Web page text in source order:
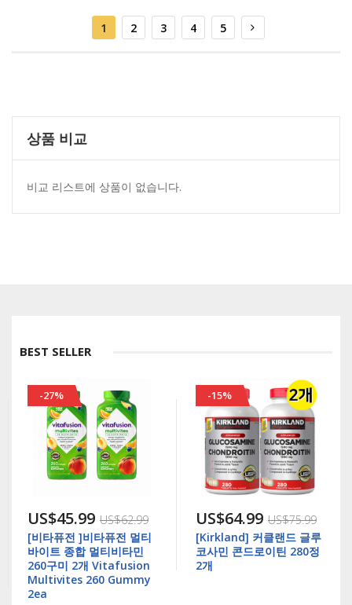
페이지
You're currently reading page
1 페이지
2 페이지
3 페이지
4 페이지
5 페이지
Next
상품 비교
비교 리스트에 상품이 없습니다.
BEST SELLER
-27%
US$45.99 US$62.99
[비타퓨전 ]비타퓨전 멀티
바이트 종합 멀티비타민
260구미 2개 Vitafusion
Multivites 260 Gummy
2ea
-15%
US$64.99 US$75.99
[Kirkland] 커클랜드 글루
코사민 콘드로이틴 280정
2개